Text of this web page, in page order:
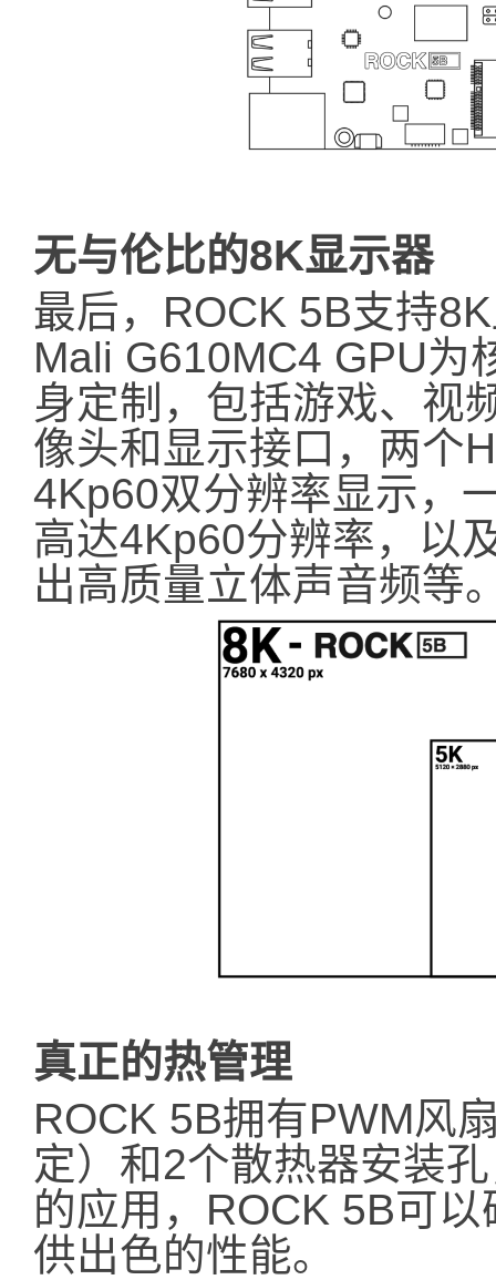
无与伦比的8K显示器
最后，ROCK 5B支持
Mali G610MC4 GPU为
身定制，包括游戏、视
像头和显示接口，两个
4Kp60双分辨率显示，
高达4Kp60分辨率，以
出高质量立体声音频等
真正的热管理
ROCK 5B拥有PWM风
定）和2个散热器安装
的应用，ROCK 5B可
供出色的性能。